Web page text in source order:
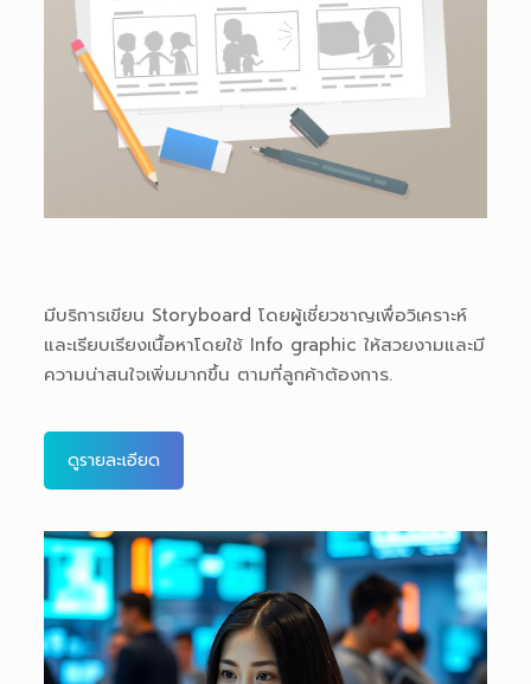
มีบริการเขียน Storyboard โดยผู้เชี่ยวชาญเพื่อวิเคราะห์
และเรียบเรียงเนื้อหาโดยใช้ Info graphic ให้สวยงามและมี
ความน่าสนใจเพิ่มมากขึ้น ตามที่ลูกค้าต้องการ.
ดูรายละเอียด